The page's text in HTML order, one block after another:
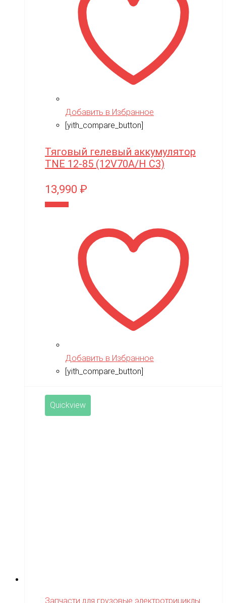
Добавить в Избранное
[yith_compare_button]
Тяговый гелевый аккумулятор
TNE 12-85 (12V70A/H C3)
13,990 ₽
Добавить в Избранное
[yith_compare_button]
Quickview
Запчасти для грузовые электротрициклы